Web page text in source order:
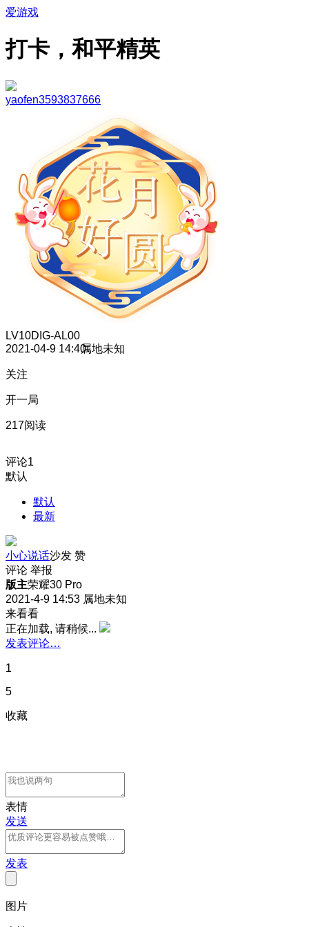
爱游戏
打卡，和平精英
yaofen3593837666
LV10DIG-AL00
2021-04-9 14:40属地未知
关注
开一局
217阅读
评论1
默认
默认
最新
小心说话沙发 赞
评论 举报
版主荣耀30 Pro
2021-4-9 14:53 属地未知
来看看
正在加载, 请稍候...
发表评论…
1
5
收藏
表情
发送
发表
图片